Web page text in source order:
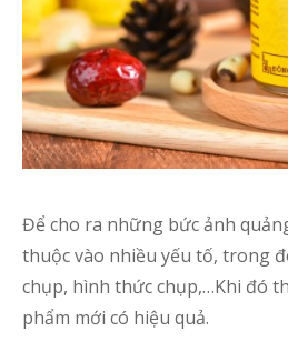
Để cho ra những bức ảnh
thuộc vào nhiều yếu tố, trong
chụp, hình thức chụp,…Khi đó
phẩm mới có hiệu quả.